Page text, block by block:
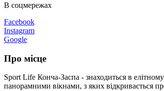
В соцмережах
Facebook
Instagram
Google
Про місце
Sport Life Конча-Заспа - знаходиться в
панорамними вікнами, з яких відкривається